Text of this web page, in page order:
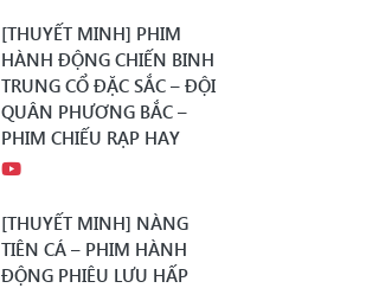
[THUYẾT MINH] PHIM
HÀNH ĐỘNG CHIẾN BINH
TRUNG CỔ ĐẶC SẮC – ĐỘI
QUÂN PHƯƠNG BẮC –
PHIM CHIẾU RẠP HAY
[THUYẾT MINH] NÀNG
TIÊN CÁ – PHIM HÀNH
ĐỘNG PHIÊU LƯU HẤP